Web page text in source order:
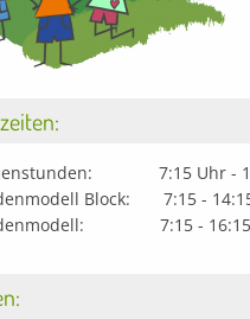
7:15 Uhr -
Block: 7:15 -
7:15 - 16:15